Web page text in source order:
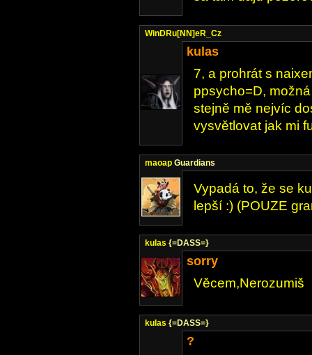
WinDRu[NN]eR_Cz
kulas
7, a prohrát s
ppsycho=D,
stejně mě nejvíc
vysvětlovat jak mi
maoap Guardians
Vypadá to, že se
lepší :) (POUZE
kulas {=DASS=}
sorry
Věcem,Nerozumiš
kulas {=DASS=}
?